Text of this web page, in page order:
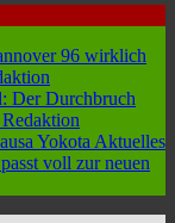
96 wirklich
Der Durchbruch
Yokota Aktuelles
voll zur neuen